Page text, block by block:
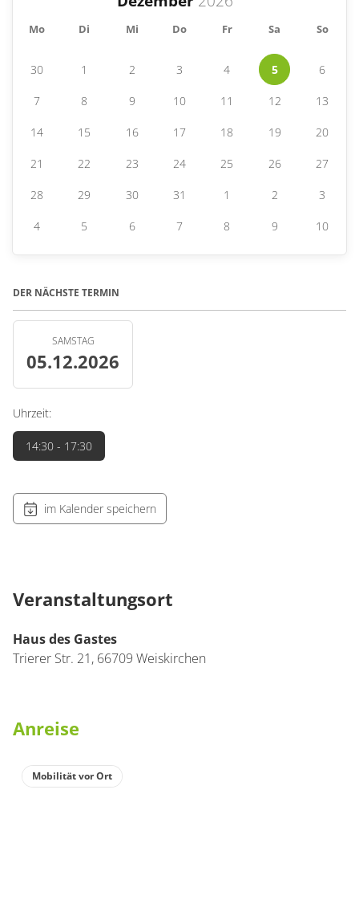
sowie ausreichende Kondition
Mo Di Mi Do Fr Sa So
30 1 2 3 4 5 6
7 8 9 10 11 12 13
14 15 16 17 18 19 20
21 22 23 24 25 26 27
28 29 30 31 1 2 3
4 5 6 7 8 9 10
DER NÄCHSTE TERMIN
SAMSTAG
05.12.2026
Uhrzeit:
14:30 - 17:30
im Kalender speichern
Veranstaltungsort
Haus des Gastes
Trierer Str. 21, 66709 Weiskirchen
Anreise
Mobilität vor Ort